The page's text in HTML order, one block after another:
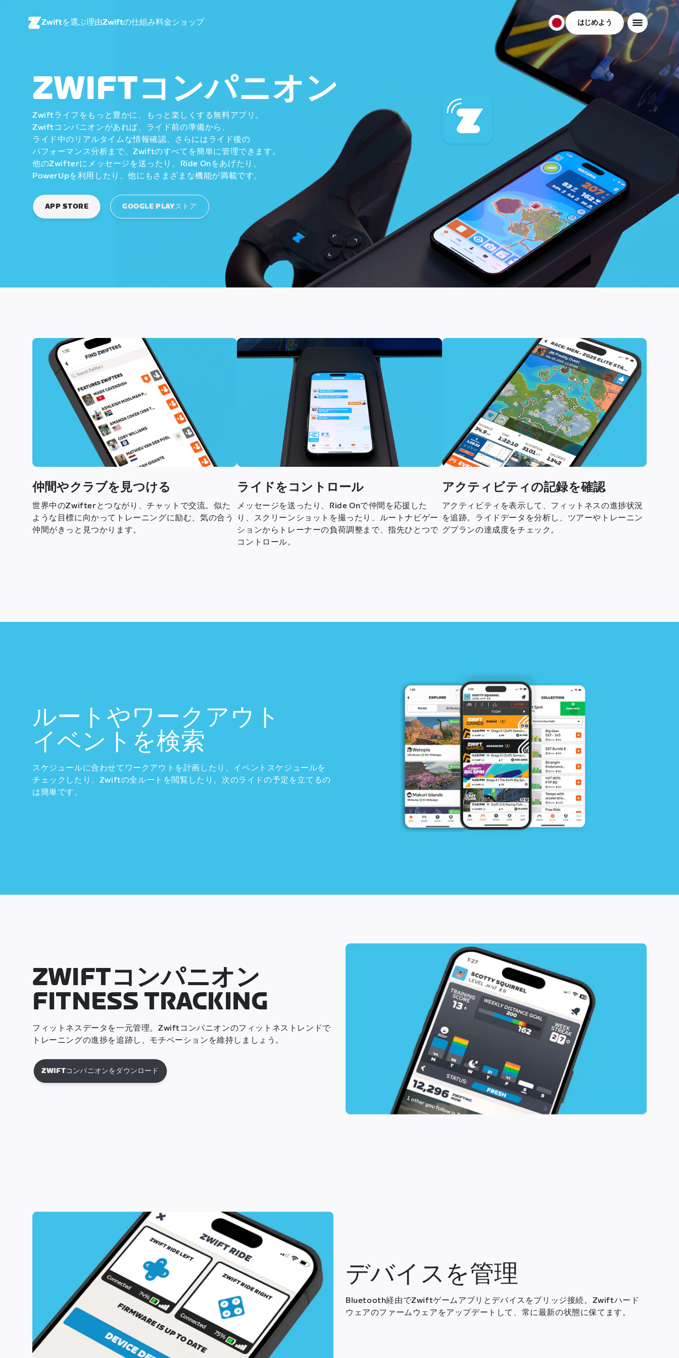
Zwiftを選ぶ理由Zwiftの仕組み料金ショップ
日
本
日
語
はじめよう
ZWIFTコンパニオン
Zwiftライフをもっと豊かに、もっと楽しくする無料アプリ。
Zwiftコンパニオンがあれば、ライド前の準備から、
ライド中のリアルタイムな情報確認、さらにはライド後の
パフォーマンス分析まで、Zwiftのすべてを簡単に管理できます。
他のZwifterにメッセージを送ったり、Ride Onをあげたり、
PowerUpを利用したり、他にもさまざまな機能が満載です。
APP STORE GOOGLE PLAYストア
仲間やクラブを見つける
世界中のZwifterとつながり、チャットで交流。似た
ような目標に向かってトレーニングに励む、気の合う
仲間がきっと見つかります。
ライドをコントロール
メッセージを送ったり、Ride Onで仲間を応援した
り、スクリーンショットを撮ったり、ルートナビゲー
ションからトレーナーの負荷調整まで、指先ひとつで
コントロール。
アクティビティの記録を確認
アクティビティを表示して、フィットネスの進捗状況
を追跡。ライドデータを分析し、ツアーやトレーニン
グプランの達成度をチェック。
ルートやワークアウト
イベントを検索
スケジュールに合わせてワークアウトを計画したり、イベントスケジュールを
チェックしたり、Zwiftの全ルートを閲覧したり。次のライドの予定を立てるの
は簡単です。
ZWIFTコンパニオン
FITNESS TRACKING
フィットネスデータを一元管理。Zwiftコンパニオンのフィットネストレンドで
トレーニングの進捗を追跡し、モチベーションを維持しましょう。
ZWIFTコンパニオンをダウンロード
デバイスを管理
Bluetooth経由でZwiftゲームアプリとデバイスをブリッジ接続。Zwiftハード
ウェアのファームウェアをアップデートして、常に最新の状態に保てます。